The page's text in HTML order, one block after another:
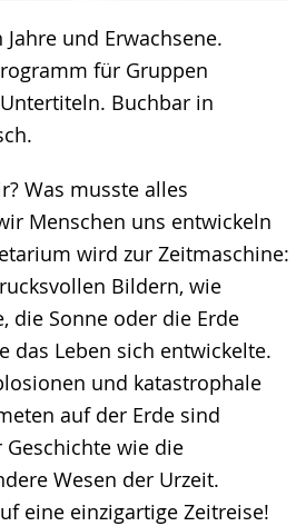
und Erwachsene.
für Gruppen
Buchbar in
Was musste alles
Menschen uns entwickeln
wird zur Zeitmaschine:
Bildern, wie
die Sonne oder die Erde
das Leben sich entwickelte.
und katastrophale
auf der Erde sind
wie die
Wesen der Urzeit.
eine einzigartige Zeitreise!